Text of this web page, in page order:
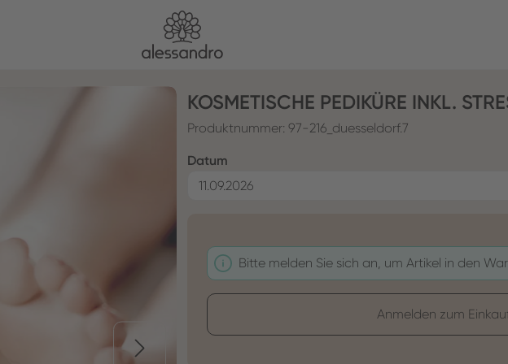
KOSMETISCHE PEDIKÜRE INKL.
Produktnummer: 97-216_duesseldorf.7
Datum
Bitte melden Sie sich an, um Artikel in den
Anmelden zum